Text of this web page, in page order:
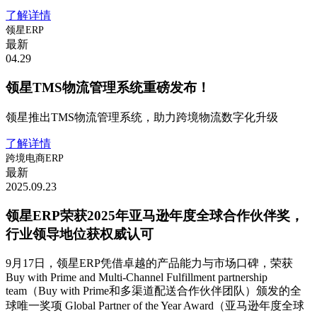
了解详情
领星ERP
最新
04.29
领星TMS物流管理系统重磅发布！
领星推出TMS物流管理系统，助力跨境物流数字化升级
了解详情
跨境电商ERP
最新
2025.09.23
领星ERP荣获2025年亚马逊年度全球合作伙伴奖，
行业领导地位获权威认可
9月17日，领星ERP凭借卓越的产品能力与市场口碑，荣获
Buy with Prime and Multi-Channel Fulfillment partnership
team（Buy with Prime和多渠道配送合作伙伴团队）颁发的全
球唯一奖项 Global Partner of the Year Award（亚马逊年度全球